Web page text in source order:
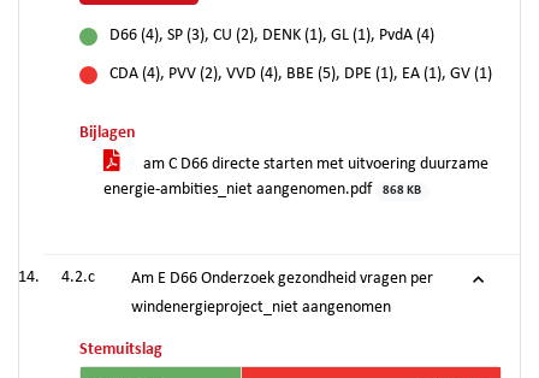
D66 (4), SP (3), CU (2), DENK (1), GL (1), PvdA (4)
CDA (4), PVV (2), VVD (4), BBE (5), DPE (1), EA (1), GV (1)
Bijlagen
am C D66 directe starten met uitvoering duurzame
energie-ambities_niet aangenomen.pdf
868 KB
4.2.c
Am E D66 Onderzoek gezondheid vragen per
windenergieproject_niet aangenomen
Stemuitslag